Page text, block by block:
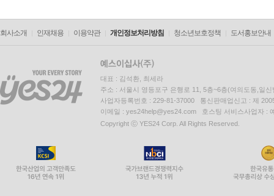
회사소개 인재채용 이용약관 개인정보처리방침 청소년보호정책 도서홍보안내
대표 : 김석환, 최세라
주소 : 서울시 영등포구 은행로 11, 5층~6층(여의도동,일신
사업자등록번호 : 229-81-37000 통신판매업신고 : 제
이메일 : yes24help@yes24.com 호스팅 서비스사업자 :
Copyright ⓒ YES24 Corp. All Rights Reserved.